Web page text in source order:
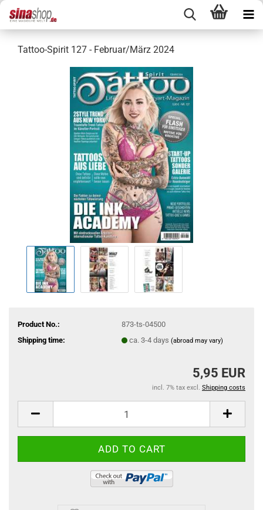
Tattoo-Spirit 127 - Februar/März 2024
Product No.:
873-ts-04500
Shipping time:
ca. 3-4 days (abroad may vary)
5,95 EUR
incl. 7% tax excl. Shipping costs